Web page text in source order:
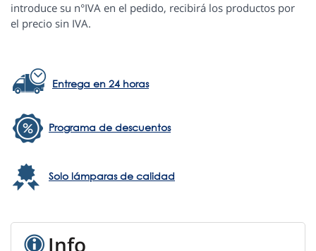
introduce su n°IVA en el pedido, recibirá los productos por
el precio sin IVA.
Entrega en 24 horas
Programa de descuentos
Solo lámparas de calidad
Info